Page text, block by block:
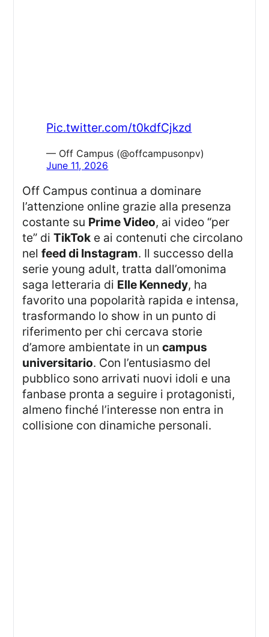
pic.twitter.com/t0kdfCjkzd
— Off Campus (@offcampusonpv)
June 11, 2026
Off Campus continua a dominare
l’attenzione online grazie alla presenza
costante su Prime Video, ai video “per
te” diTikTok e ai contenuti che circolano
nelfeed di Instagram. Il successo della
serie young adult, tratta dall’omonima
saga letteraria di Elle Kennedy, ha
favorito una popolarità rapida e intensa,
trasformando lo show in un punto di
riferimento per chi cercava storie
d’amore ambientate in uncampus
universitario. Con l’entusiasmo del
pubblico sono arrivati nuovi idoli e una
fanbase pronta a seguire i protagonisti,
almeno finché l’interesse non entra in
collisione con dinamiche personali.